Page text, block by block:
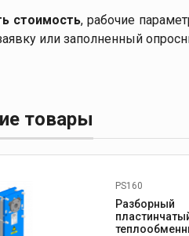
стоимость, рабочие
или заполненный
товары
PS160
Разборный